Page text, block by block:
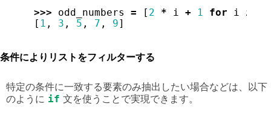
>>> odd_numbers = [ 2 * i + 1 for i in
[ 1 , 3 , 5 , 7 , 9]
条件によりリストをフィルターする
特定の条件に一致する要素のみ抽出したい場合などは、以下
のように if 文を使うことで実現できます。